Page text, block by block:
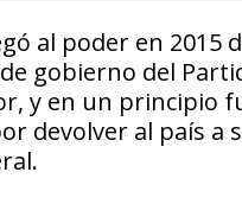
al poder en 2015
gobierno del
y en un principio
devolver al país a